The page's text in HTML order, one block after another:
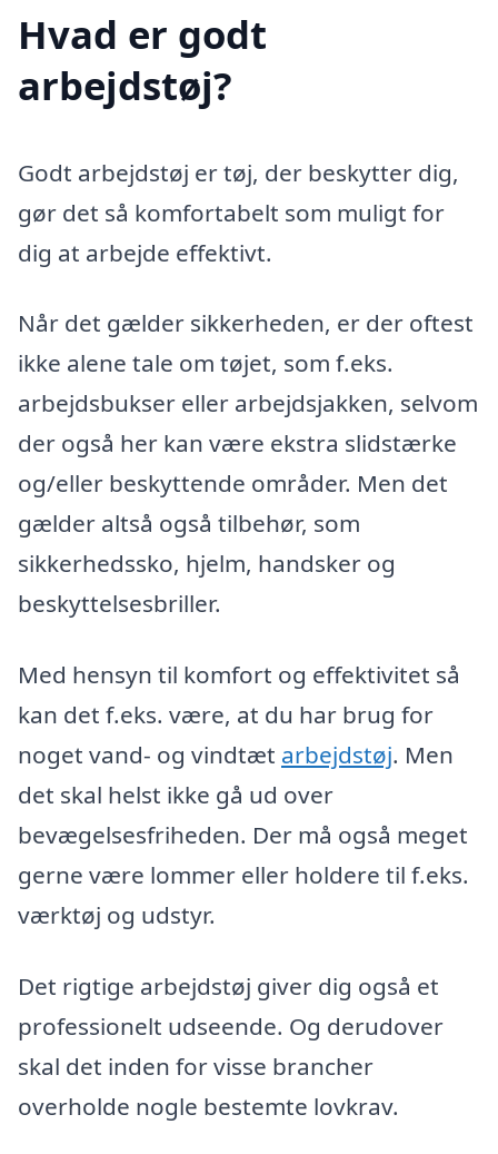
Hvad er godt
arbejdstøj?
Godt arbejdstøj er tøj, der beskytter dig,
gør det så komfortabelt som muligt for
dig at arbejde effektivt.
Når det gælder sikkerheden, er der oftest
ikke alene tale om tøjet, som f.eks.
arbejdsbukser eller arbejdsjakken, selvom
der også her kan være ekstra slidstærke
og/eller beskyttende områder. Men det
gælder altså også tilbehør, som
sikkerhedssko, hjelm, handsker og
beskyttelsesbriller.
Med hensyn til komfort og effektivitet så
kan det f.eks. være, at du har brug for
noget vand- og vindtæt arbejdstøj. Men
det skal helst ikke gå ud over
bevægelsesfriheden. Der må også meget
gerne være lommer eller holdere til f.eks.
værktøj og udstyr.
Det rigtige arbejdstøj giver dig også et
professionelt udseende. Og derudover
skal det inden for visse brancher
overholde nogle bestemte lovkrav.